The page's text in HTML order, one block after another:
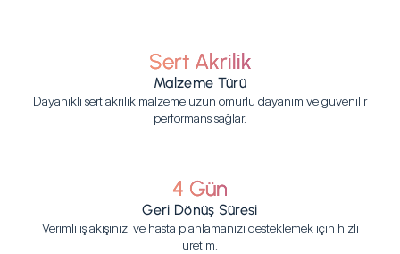
Sert Akrilik
Malzeme Türü
Dayanıklı sert akrilik malzeme uzun ömürlü dayanım ve güvenilir
performans sağlar.
4 Gün
Geri Dönüş Süresi
Verimli iş akışınızı ve hasta planlamanızı desteklemek için hızlı
üretim.